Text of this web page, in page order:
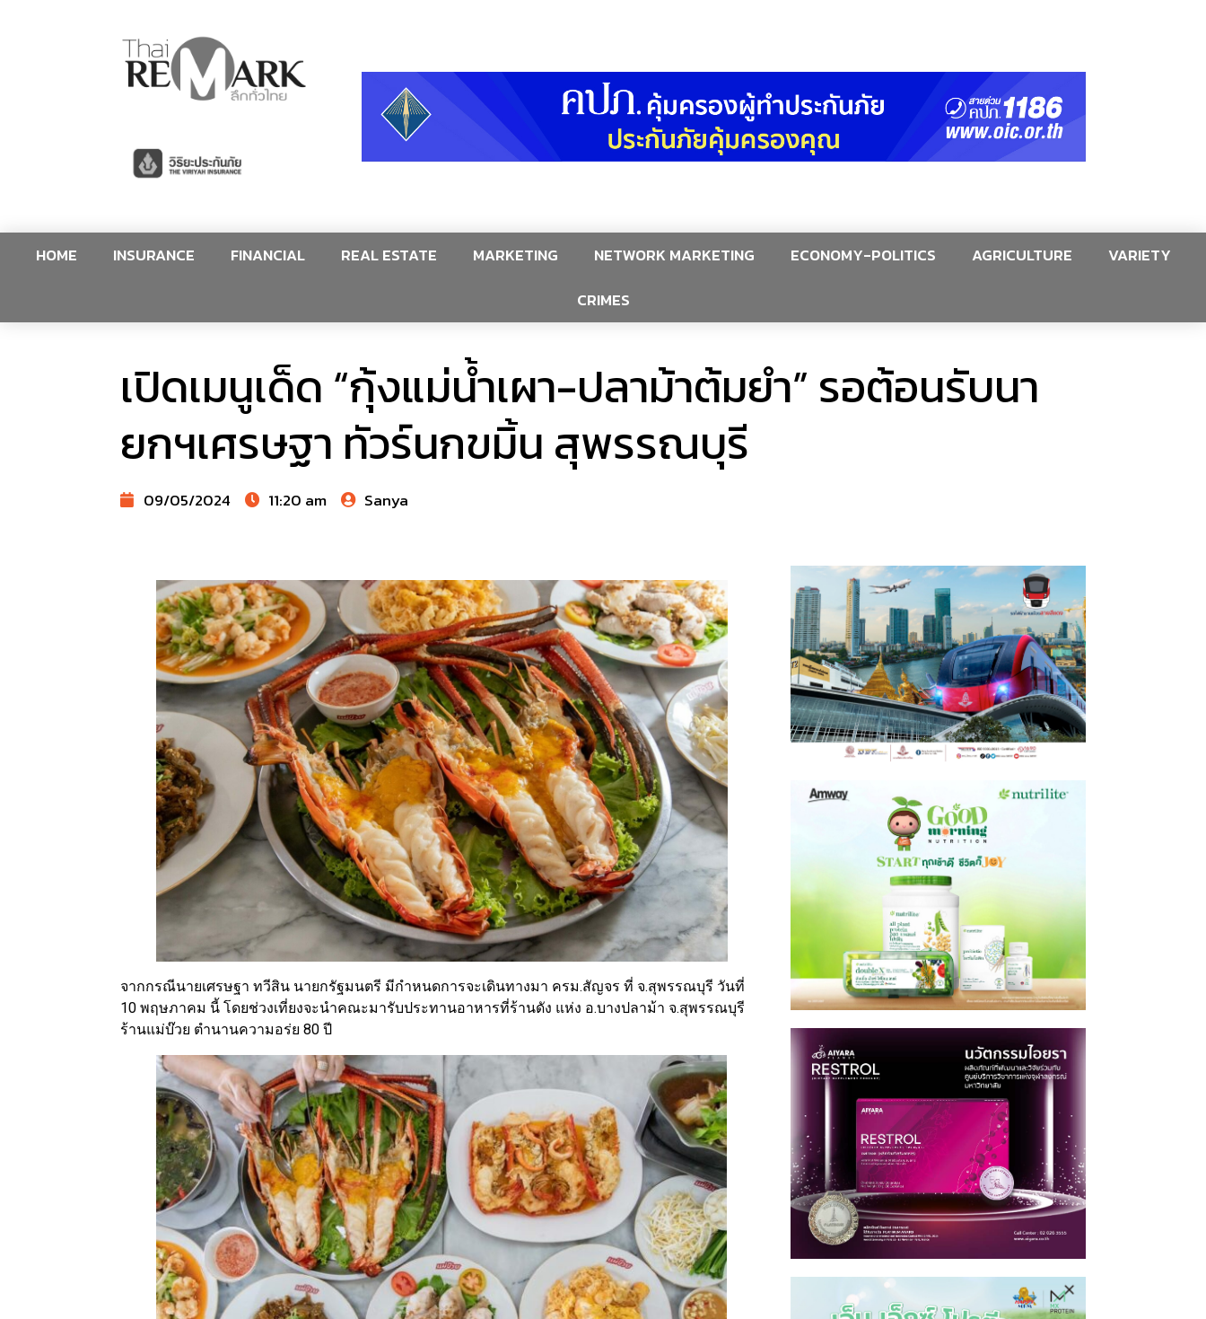
HOME INSURANCE FINANCIAL REAL ESTATE MARKETING NETWORK MARKETING ECONOMY-POLITICS AGRICULTURE
VARIETY
CRIMES
เปิดเมนูเด็ด “กุ้งแม่น้ำเผา-ปลาม้าต้มยำ” รอต้อนรับนา
ยกฯเศรษฐา ทัวร์นกขมิ้น สุพรรณบุรี
09/05/2024 11:20 am Sanya
จากกรณีนายเศรษฐา ทวีสิน นายกรัฐมนตรี มีกำหนดการจะเดินทางมา ครม.สัญจร ที่ จ.สุพรรณบุรี วันที่
10 พฤษภาคม นี้ โดยช่วงเที่ยงจะนำคณะมารับประทานอาหารที่ร้านดัง แห่ง อ.บางปลาม้า จ.สุพรรณบุรี
ร้านแม่บ๊วย ตำนานความอร่ย 80 ปี